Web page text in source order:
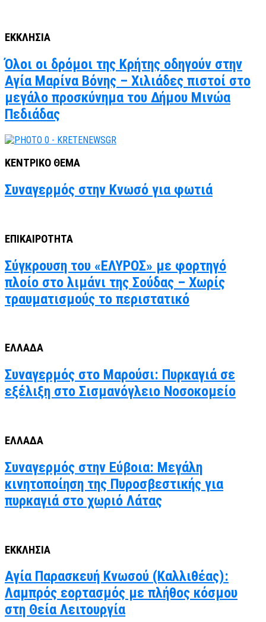
ΕΚΚΛΗΣΙΑ
Όλοι οι δρόμοι της Κρήτης οδηγούν στην
Αγία Μαρίνα Βόνης – Χιλιάδες πιστοί στο
μεγάλο προσκύνημα του Δήμου Μινώα
Πεδιάδας
ΚΕΝΤΡΙΚΟ ΘΕΜΑ
Συναγερμός στην Κνωσό για φωτιά
ΕΠΙΚΑΙΡΟΤΗΤΑ
Σύγκρουση του «ΕΛΥΡΟΣ» με φορτηγό
πλοίο στο λιμάνι της Σούδας – Χωρίς
τραυματισμούς το περιστατικό
ΕΛΛΑΔΑ
Συναγερμός στο Μαρούσι: Πυρκαγιά σε
εξέλιξη στο Σισμανόγλειο Νοσοκομείο
ΕΛΛΑΔΑ
Συναγερμός στην Εύβοια: Μεγάλη
κινητοποίηση της Πυροσβεστικής για
πυρκαγιά στο χωριό Λάτας
ΕΚΚΛΗΣΙΑ
Αγία Παρασκευή Κνωσού (Καλλιθέας):
Λαμπρός εορτασμός με πλήθος κόσμου
στη Θεία Λειτουργία